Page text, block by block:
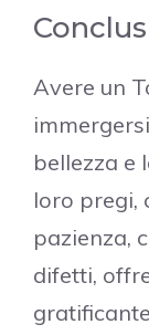
Avere un
bellezza e
loro pregi,
pazienza,
difetti,